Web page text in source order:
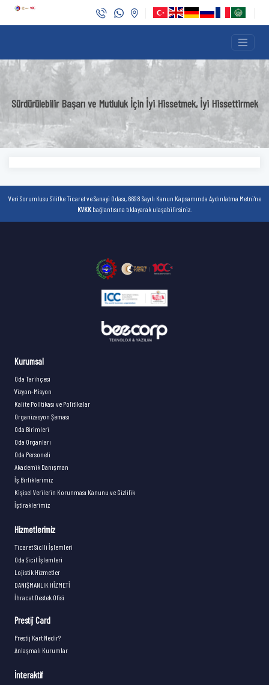
Sürdürülebilir Başarı ve Mutluluk İçin İyi Hissetmek, İyi Hissettirmek
Veri Sorumlusu Silifke Ticaret ve Sanayi Odası, 6698 Sayılı Kanun Kapsamında Aydınlatma Metni'ne
KVKK bağlantısına tıklayarak ulaşabilirsiniz.
Kurumsal
Oda Tarihçesi
Vizyon-Misyon
Kalite Politikası ve Politikalar
Organizasyon Şeması
Oda Birimleri
Oda Organları
Oda Personeli
Akademik Danışman
İş Birliklerimiz
Kişisel Verilerin Korunması Kanunu ve Gizlilik
İştiraklerimiz
Hizmetlerimiz
Ticaret Sicili İşlemleri
Oda Sicil İşlemleri
Lojistik Hizmetler
DANIŞMANLIK HİZMETİ
İhracat Destek Ofisi
Prestij Card
Prestij Kart Nedir?
Anlaşmalı Kurumlar
İnteraktif